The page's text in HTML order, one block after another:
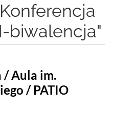
biwalencja"
/ Aula im.
/ PATIO